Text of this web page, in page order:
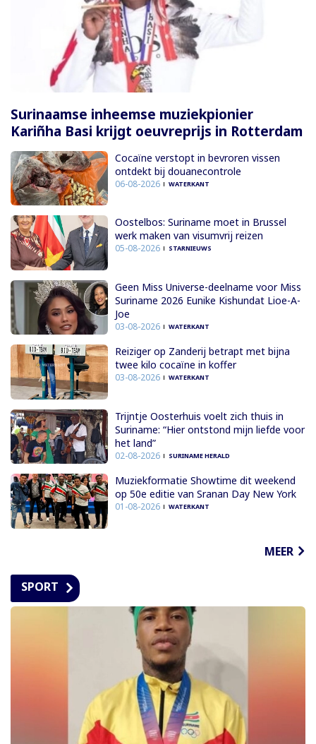
Surinaamse inheemse muziekpionier
Kariñha Basi krijgt oeuvreprijs in Rotterdam
Cocaïne verstopt in bevroren vissen
ontdekt bij douanecontrole
06-08-2026 WATERKANT
Oostelbos: Suriname moet in Brussel
werk maken van visumvrij reizen
05-08-2026 STARNIEUWS
Geen Miss Universe-deelname voor Miss
Suriname 2026 Eunike Kishundat Lioe-A-
Joe
03-08-2026 WATERKANT
Reiziger op Zanderij betrapt met bijna
twee kilo cocaïne in koffer
03-08-2026 WATERKANT
Trijntje Oosterhuis voelt zich thuis in
Suriname: “Hier ontstond mijn liefde voor
het land”
02-08-2026 SURINAME HERALD
Muziekformatie Showtime dit weekend
op 50e editie van Sranan Day New York
01-08-2026 WATERKANT
MEER
SPORT